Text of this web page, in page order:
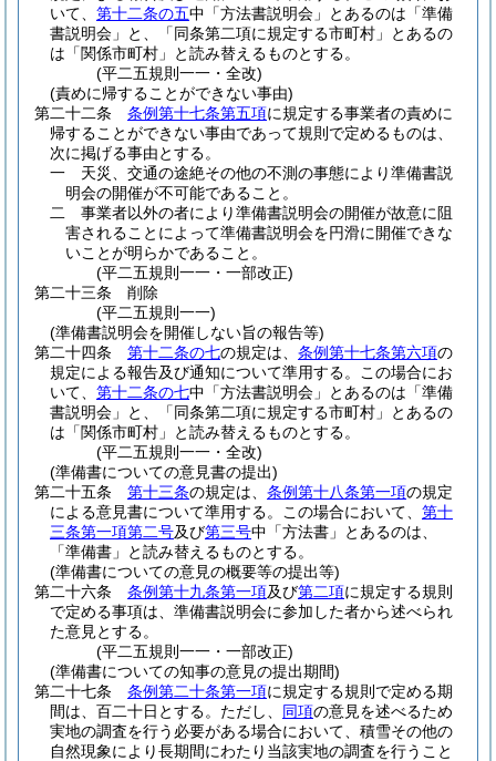
いて、 第十二条の五中「方法書説明会」とあるのは「準備
書説明会」と、「同条第二項に規定する市町村」とあるの
は「関係市町村」と読み替えるものとする。
(平二五規則一一・全改)
(責めに帰することができない事由)
第二十二条
条例第十七条第五項に規定する事業者の責めに
帰することができない事由であって規則で定めるものは、
次に掲げる事由とする。
一
天災、交通の途絶その他の不測の事態により準備書説
明会の開催が不可能であること。
二
事業者以外の者により準備書説明会の開催が故意に阻
害されることによって準備書説明会を円滑に開催できな
いことが明らかであること。
(平二五規則一一・一部改正)
第二十三条
削除
(平二五規則一一)
(準備書説明会を開催しない旨の報告等)
第二十四条
第十二条の七の規定は、 条例第十七条第六項の
規定による報告及び通知について準用する。
この場合にお
いて、 第十二条の七中「方法書説明会」とあるのは「準備
書説明会」と、「同条第二項に規定する市町村」とあるの
は「関係市町村」と読み替えるものとする。
(平二五規則一一・全改)
(準備書についての意見書の提出)
第二十五条
第十三条の規定は、 条例第十八条第一項の規定
による意見書について準用する。
この場合において、 第十
三条第一項第二号及び第三号中「方法書」とあるのは、
「準備書」と読み替えるものとする。
(準備書についての意見の概要等の提出等)
第二十六条
条例第十九条第一項及び第二項に規定する規則
で定める事項は、準備書説明会に参加した者から述べられ
た意見とする。
(平二五規則一一・一部改正)
(準備書についての知事の意見の提出期間)
第二十七条
条例第二十条第一項に規定する規則で定める期
間は、百二十日とする。 ただし、 同項の意見を述べるため
実地の調査を行う必要がある場合において、積雪その他の
自然現象により長期間にわたり当該実地の調査を行うこと